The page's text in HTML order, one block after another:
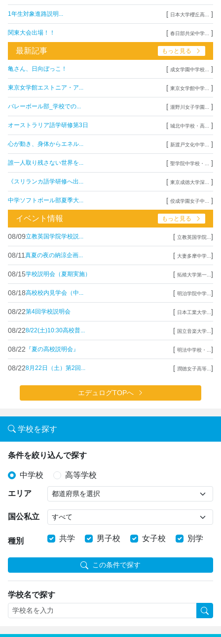
1年生対象進路説明... [ 日本大学櫻丘高... ]
関東大会出場！！ [ 春日部共栄中学... ]
最新記事 もっと見る
亀さん、日向ぼっこ！ [ 成女学園中学校... ]
東京女学館エストニア・ア... [ 東京女学館中学... ]
バレーボール部_学校での... [ 瀧野川女子学園... ]
オーストラリア語学研修第3日 [ 城北中学校・高... ]
心が動き、身体からエネル... [ 新渡戸文化中学... ]
誰一人取り残さない世界を... [ 聖学院中学校・... ]
《スリランカ語学研修へ出... [ 東京成徳大学深... ]
中学ソフトボール部夏季大... [ 佼成学園女子中... ]
イベント情報 もっと見る
08/09立教英国学院学校説... [ 立教英国学院... ]
08/11 真夏の夜の納涼企画... [ 大妻多摩中学... ]
08/15学校説明会（夏期実施） [ 拓殖大学第一... ]
08/18高校校内見学会（中... [ 明治学院中学... ]
08/22第4回学校説明会 [ 日本工業大学... ]
08/228/22(土)10:30高校普... [ 国立音楽大学... ]
08/22 『夏の高校説明会』 [ 明法中学校・... ]
08/228月22日（土）第2回... [ 潤徳女子高等... ]
エデュログTOPへ
学校を探す
条件を絞り込んで探す
中学校 高等学校
エリア
国公私立
種別 共学 男子校 女子校 別学
この条件で探す
学校名で探す